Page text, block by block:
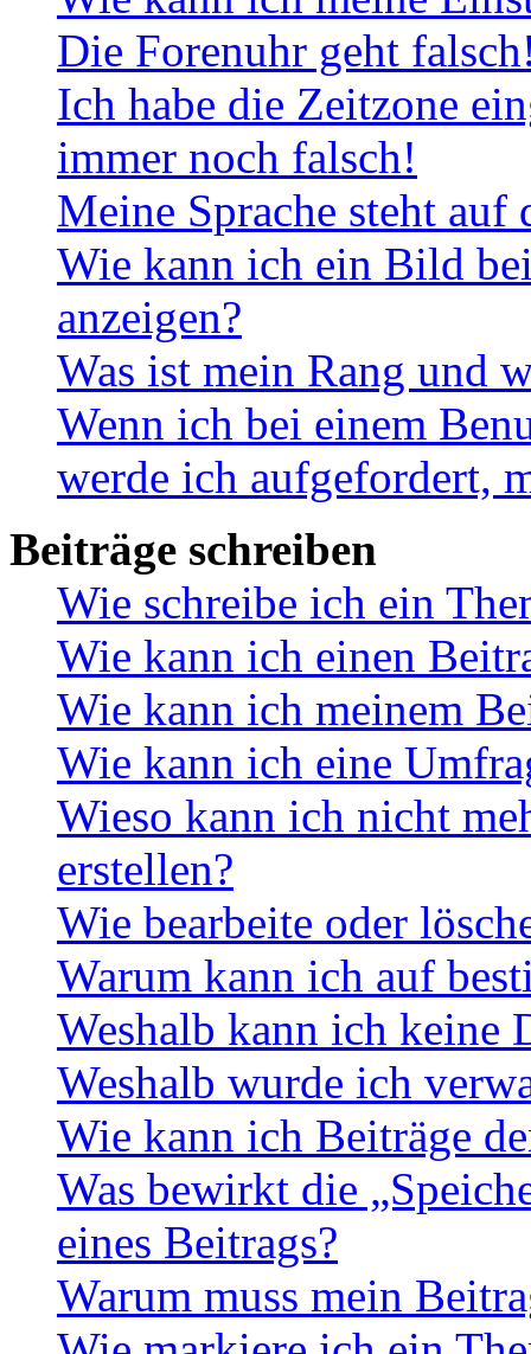
Die Forenuhr geht
Ich habe die Zeitzone
immer noch falsch!
Meine Sprache steht
Wie kann ich ein Bild
anzeigen?
Was ist mein Rang und
Wenn ich bei einem
werde ich aufgefordert,
Beiträge schreiben
Wie schreibe ich ein
Wie kann ich einen
Wie kann ich meinem
Wie kann ich eine
Wieso kann ich nicht
erstellen?
Wie bearbeite oder
Warum kann ich auf
Weshalb kann ich keine
Weshalb wurde ich
Wie kann ich Beiträge
Was bewirkt die
eines Beitrags?
Warum muss mein